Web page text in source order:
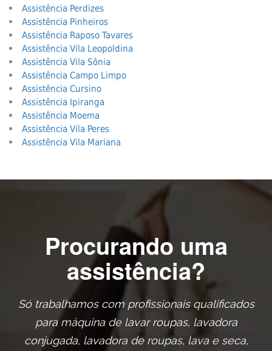
Assistência Perdizes
Assistência Pinheiros
Assistência Raposo Tavares
Assistência Vila Leopoldina
Assistência Vila Sônia
Assistência Campo Limpo
Assistência Cursino
Assistência Ipiranga
Assistência Moema
Assistência Vila Peres
Assistência Vila Mariana
Procurando uma
assistência?
Só trabalhamos com profissionais qualificados
para máquina de lavar roupas, lavadora
conjugada, lavadora de roupas, lava e seca,